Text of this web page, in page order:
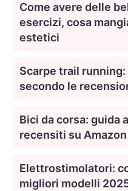
Come avere delle
esercizi, cosa
estetici
Scarpe trail
secondo le
Bici da corsa: guida
recensiti su Amazon
Elettrostimolatori:
migliori modelli